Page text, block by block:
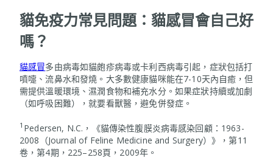
貓免疫力常見問題：貓感冒會自己好
嗎？
貓感冒多由病毒如貓皰疹病毒或卡利西病毒引起，症狀包括打
噴嚏、流鼻水和發燒。大多數健康貓咪能在7-10天內自癒，但
需提供溫暖環境、濕潤食物和補充水分。如果症狀持續或加劇
（如呼吸困難），就要看獸醫，避免併發症。
1 Pedersen, N.C.，《貓傳染性腹膜炎病毒感染回顧：1963-
2008（Journal of Feline Medicine and Surgery）》，第11
卷，第4期，225–258頁，2009年。